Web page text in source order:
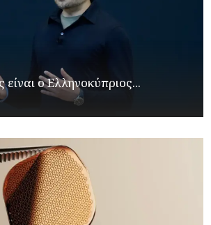
είναι ο Ελληνοκύπριος...